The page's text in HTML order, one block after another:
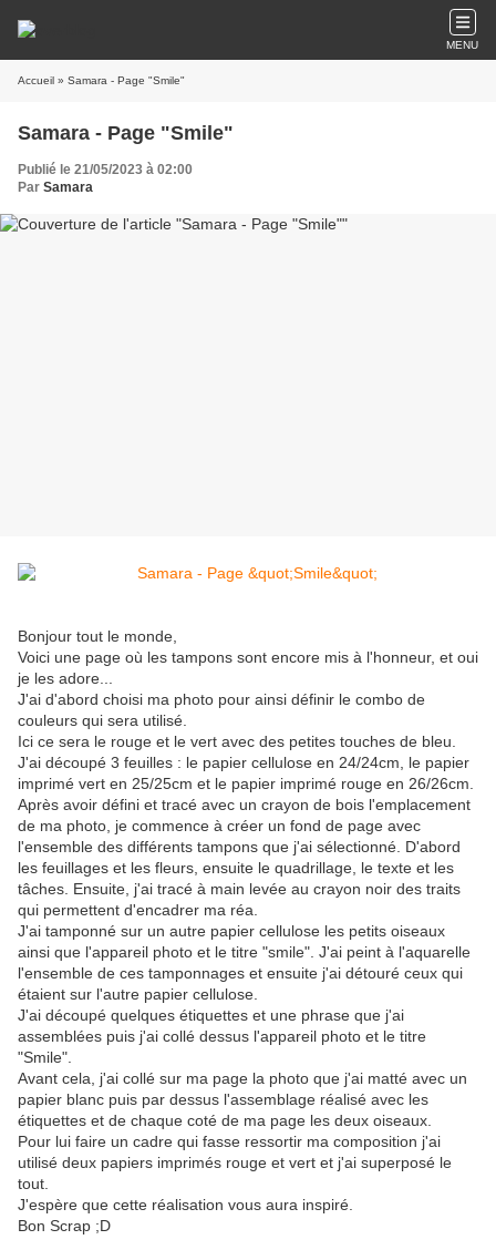
MENU
Accueil » Samara - Page "Smile"
Samara - Page "Smile"
Publié le 21/05/2023 à 02:00
Par Samara
Bonjour tout le monde,
Voici une page où les tampons sont encore mis à l'honneur, et oui
je les adore...
J'ai d'abord choisi ma photo pour ainsi définir le combo de
couleurs qui sera utilisé.
Ici ce sera le rouge et le vert avec des petites touches de bleu.
J'ai découpé 3 feuilles : le papier cellulose en 24/24cm, le papier
imprimé vert en 25/25cm et le papier imprimé rouge en 26/26cm.
Après avoir défini et tracé avec un crayon de bois l'emplacement
de ma photo, je commence à créer un fond de page avec
l'ensemble des différents tampons que j'ai sélectionné. D'abord
les feuillages et les fleurs, ensuite le quadrillage, le texte et les
tâches. Ensuite, j'ai tracé à main levée au crayon noir des traits
qui permettent d'encadrer ma réa.
J'ai tamponné sur un autre papier cellulose les petits oiseaux
ainsi que l'appareil photo et le titre "smile". J'ai peint à l'aquarelle
l'ensemble de ces tamponnages et ensuite j'ai détouré ceux qui
étaient sur l'autre papier cellulose.
J'ai découpé quelques étiquettes et une phrase que j'ai
assemblées puis j'ai collé dessus l'appareil photo et le titre
"Smile".
Avant cela, j'ai collé sur ma page la photo que j'ai matté avec un
papier blanc puis par dessus l'assemblage réalisé avec les
étiquettes et de chaque coté de ma page les deux oiseaux.
Pour lui faire un cadre qui fasse ressortir ma composition j'ai
utilisé deux papiers imprimés rouge et vert et j'ai superposé le
tout.
J'espère que cette réalisation vous aura inspiré.
Bon Scrap ;D